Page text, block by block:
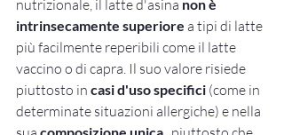
nutrizionale, il latte d'asina non è
intrinsecamente superiore a tipi di latte
più facilmente reperibili come il latte
vaccino o di capra. Il suo valore risiede
piuttosto in casi d'uso specifici (come in
determinate situazioni allergiche) e nella